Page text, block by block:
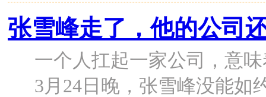
张雪峰走了，他的公司
一个人扛起一家公司，意
3月24日晚，张雪峰没能如